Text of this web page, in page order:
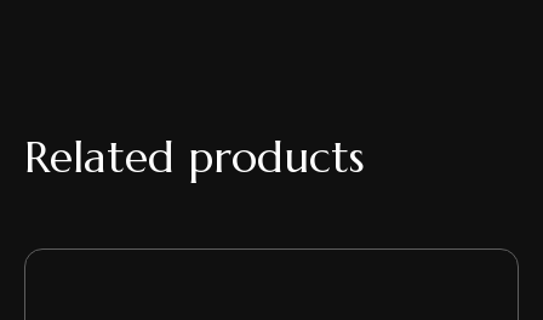
Related products